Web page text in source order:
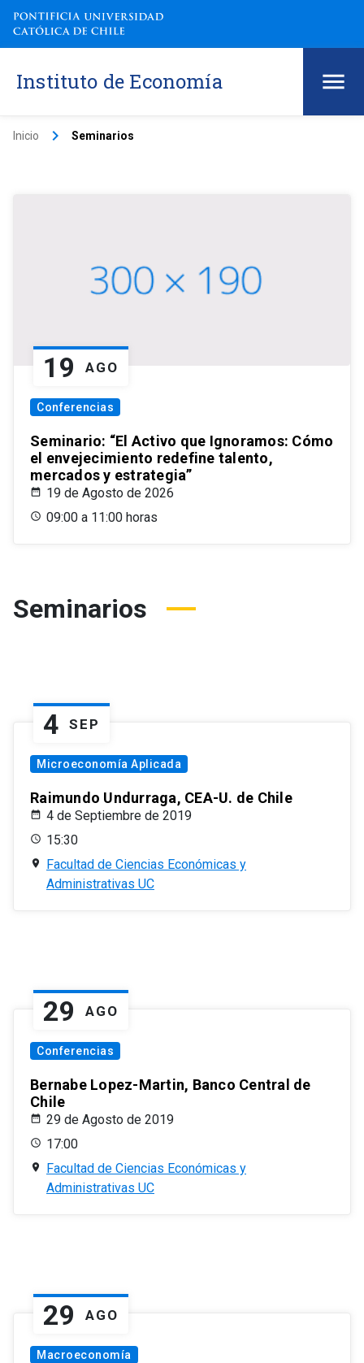
Instituto de Economía
Inicio keyboard_arrow_right Seminarios
19 AGO
Conferencias
Seminario: “El Activo que Ignoramos: Cómo
el envejecimiento redefine talento,
mercados y estrategia”
19 de Agosto de 2026
09:00 a 11:00 horas
Seminarios
4 SEP
Microeconomía Aplicada
Raimundo Undurraga, CEA-U. de Chile
4 de Septiembre de 2019
15:30
Facultad de Ciencias Económicas y
Administrativas UC
29 AGO
Conferencias
Bernabe Lopez-Martin, Banco Central de
Chile
29 de Agosto de 2019
17:00
Facultad de Ciencias Económicas y
Administrativas UC
29 AGO
Macroeconomía